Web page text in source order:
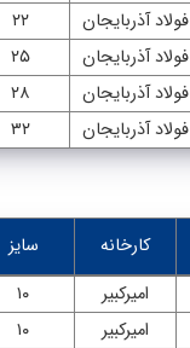
فولاد آذربایجان ۲۲
فولاد آذربایجان ۲۵
فولاد آذربایجان ۲۸
فولاد آذربایجان ۳۲
کارخانه سایز
امیرکبیر ۱۰
امیرکبیر ۱۰